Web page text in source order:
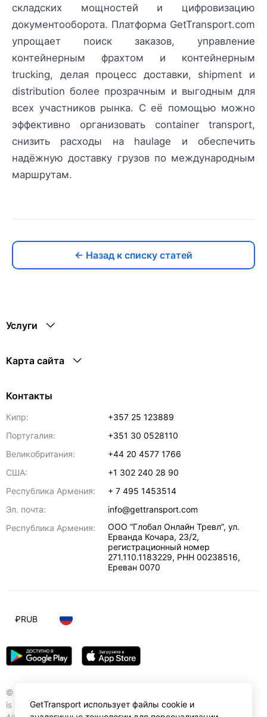
складских мощностей и цифровизацию
документооборота. Платформа GetTransport.com
упрощает поиск заказов, управление
контейнерным фрахтом и контейнерным
trucking, делая процесс доставки, shipment и
distribution более прозрачным и выгодным для
всех участников рынка. С её помощью можно
эффективно организовать container transport,
снизить расходы на haulage и обеспечить
надёжную доставку грузов по международным
маршрутам.
← Назад к списку статей
Услуги
Карта сайта
Контакты
Кипр:
+357 25 123889
Португалия:
+351 30 0528110
Великобритания:
+44 20 4577 1766
США:
+1 302 240 28 90
Республика Армения:
+ 7 495 1453514
Эл. почта:
info@gettransport.com
Республика Армения:
ООО “Глобал Онлайн Тревл”, ул.
Ерванда Кочара, 23/2,
регистрационный номер
271.110.1183229, РНН 00238516,
Ереван 0070
© Gettransport International Limited. GetTransport®
is trademark of Gettransport International Limited.
₽RUB
GetTransport использует файлы cookie и